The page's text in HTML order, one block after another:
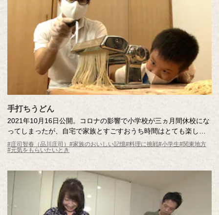
手打ちうどん
2021年10月16日公開。コロナの影響で小学校が三ヵ月間休校にな
ってしまったが、自宅で家族とすごすおうち時間はとても楽しか
ったという記憶さん。特別な思い出は、家族みんなでつくった
「手打ちうどん」。以来、麺が大好物になった記憶さんを調査員
#庄司智春（品川庄司） #家族のおいしい記憶#料理に挑戦#小学生#関東地方
#元気をもらいたいとき